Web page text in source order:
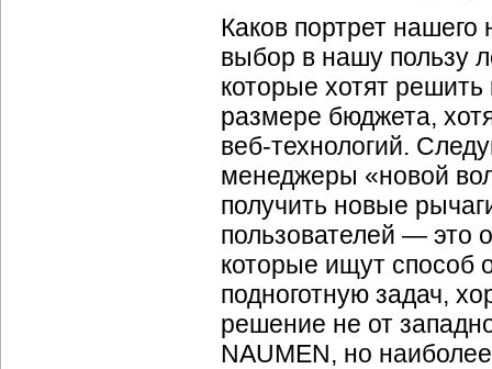
Каков портрет
выбор в нашу пользу
которые хотят
размере бюджета,
веб-технологий.
менеджеры «новой
получить новые
пользователей — это
которые ищут способ
подноготную задач,
решение не от
NAUMEN, но